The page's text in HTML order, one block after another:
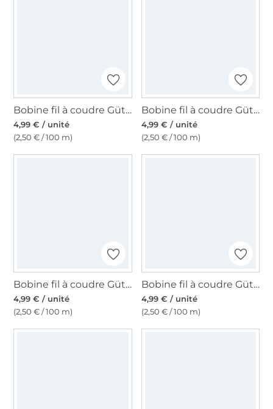
Bobine fil à coudre Gütermann 200m polyester, (837) marron orange
4,99 € / unité
(2,50 € / 100 m)
Bobine fil à coudre Gütermann 200m polyester, (131) sable
4,99 € / unité
(2,50 € / 100 m)
Bobine fil à coudre Gütermann 200m polyester, (118) beige clair
4,99 € / unité
(2,50 € / 100 m)
Bobine fil à coudre Gütermann 200m polyester, (910) bordeaux
4,99 € / unité
(2,50 € / 100 m)